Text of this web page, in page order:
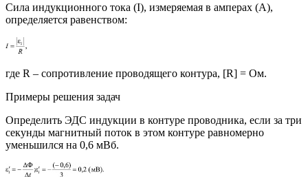
Сила индукционного тока (I), измеряемая в амперах (А),
определяется равенством:
где R – сопротивление проводящего контура, [R] = Ом.
Примеры решения задач
Определить ЭДС индукции в контуре проводника, если за три
секунды магнитный поток в этом контуре равномерно
уменьшился на 0,6 мВб.